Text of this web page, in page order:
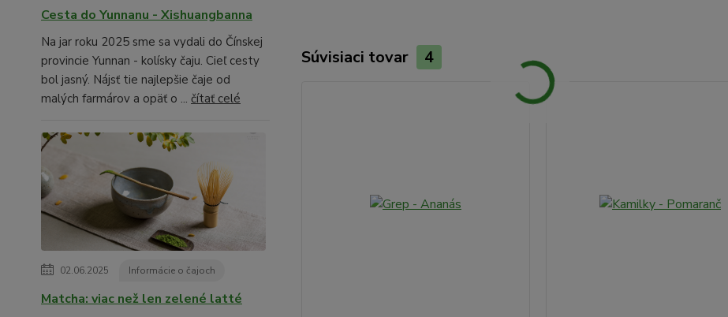
Cesta do Yunnanu - Xishuangbanna
Na jar roku 2025 sme sa vydali do Čínskej
provincie Yunnan - kolísky čaju. Cieľ cesty
bol jasný. Nájsť tie najlepšie čaje od
malých farmárov a opäť o ... čítať celé
02.06.2025 Informácie o čajoch
Matcha: viac než len zelené latté
Súvisiaci tovar 4